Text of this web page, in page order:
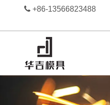
 +86-13566823488